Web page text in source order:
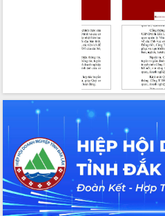
công tác cải cách thủ tục hành chính
tại Trung tâm Phục vụ hành chính
Đắk Lắk: Tôn vinh 46 giải pháp tại Hội
thi Sáng tạo Kỹ thuật 2024 - 2025
Đắk Lắk rà soát, điều chỉnh Đề án 190
về phát triển nuôi trồng thủy sản
Phó Chủ tịch UBND tỉnh Đắk Lắk
Trương Công Thái kiểm tra thực địa
Dự án cao tốc Khánh Hòa - Buôn Ma
Thuột
Định vị cà phê Việt Nam như một “di
sản sống” trong dòng chảy toàn cầu